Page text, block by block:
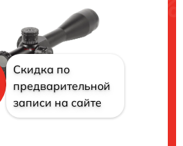
Скидка по
предварительной
записи на сайте